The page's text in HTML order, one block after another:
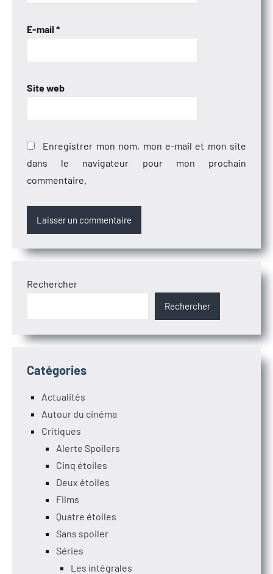
E-mail *
Site web
Enregistrer mon nom, mon e-mail et mon site
dans le navigateur pour mon prochain
commentaire.
Rechercher
Rechercher
Catégories
Actualités
Autour du cinéma
Critiques
Alerte Spoilers
Cinq étoiles
Deux étoiles
Films
Quatre étoiles
Sans spoiler
Séries
Les intégrales